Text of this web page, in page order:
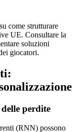
come strutturare
UE. Consultare la
soluzioni
giocatori.
perdite
(RNN) possono